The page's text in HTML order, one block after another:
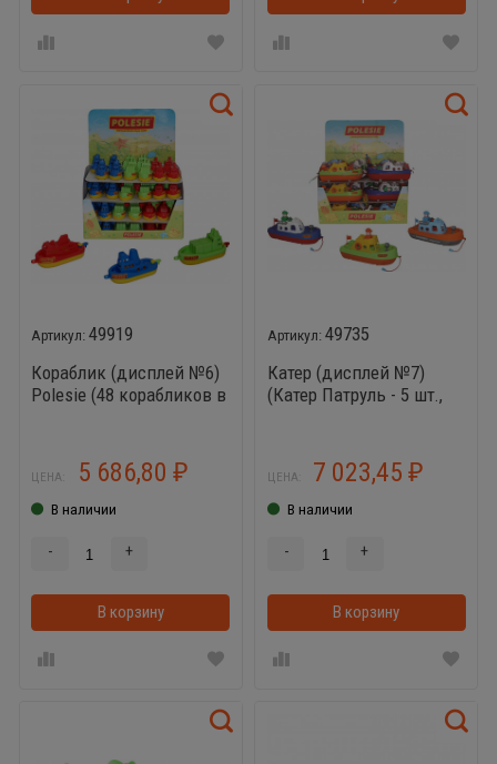
49919
Кораблик (дисплей №6)
Polesie (48 корабликов в
ЦЕНА: 5 686,80 ₽
В наличии
- +
В корзину В корзинке
49735
Катер (дисплей №7)
(Катер Патруль - 5 шт.,
ЗАКАЗ КРАТНО 15шт
ЦЕНА: 7 023,45₽
В наличии
- +
В корзину